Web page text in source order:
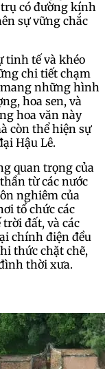
có đường kính
sự vững chắc
tinh tế và khéo
chi tiết chạm
mang những hình
hoa sen, và
hoa văn này
còn thể hiện sự
Hậu Lê.
quan trọng của
từ các nước
nghiêm của
tổ chức các
đất, và các
chính điện đều
thức chặt chẽ,
thời xưa.